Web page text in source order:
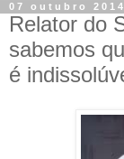
07 outubro 2014
Relator do
sabemos
é